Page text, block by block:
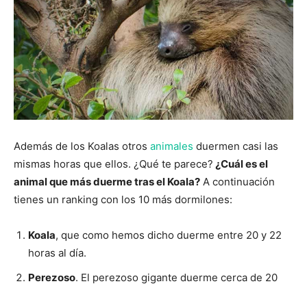
Además de los Koalas otros animales duermen casi las
mismas horas que ellos. ¿Qué te parece? ¿Cuál es el
animal que más duerme tras el Koala? A continuación
tienes un ranking con los 10 más dormilones:
Koala, que como hemos dicho duerme entre 20 y 22
horas al día.
Perezoso. El perezoso gigante duerme cerca de 20